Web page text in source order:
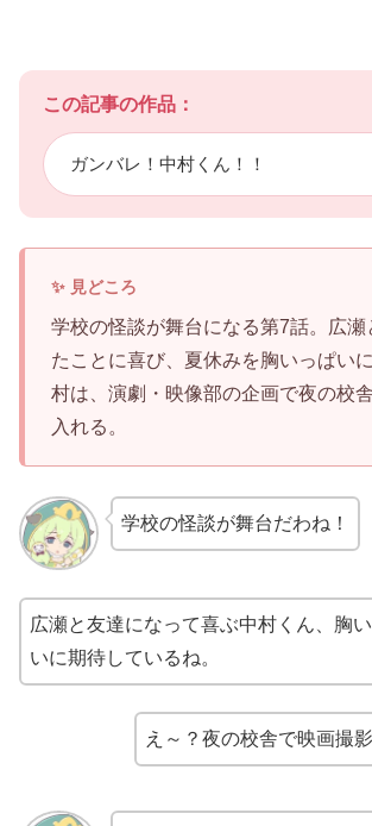
この記事の作品：
ガンバレ！中村くん！！
学校の怪談が舞台になる第7話。広瀬
たことに喜び、夏休みを胸いっぱい
村は、演劇・映像部の企画で夜の校
入れる。
学校の怪談が舞台だわね！
広瀬と友達になって喜ぶ中村くん、胸
いに期待しているね。
え～？夜の校舎で映画撮